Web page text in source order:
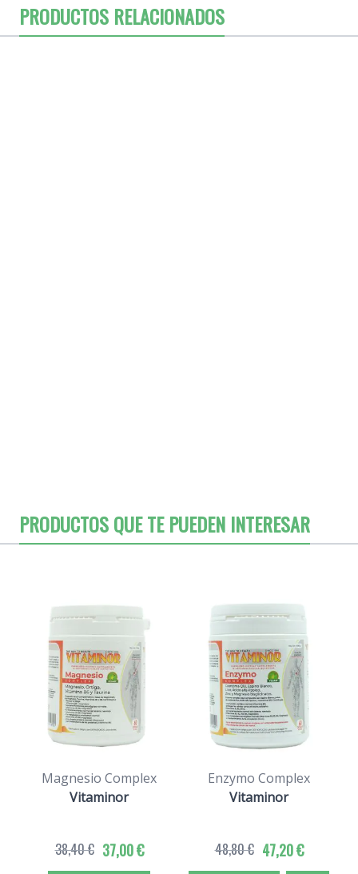
PRODUCTOS RELACIONADOS
PRODUCTOS QUE TE PUEDEN INTERESAR
Magnesio Complex
Vitaminor
37,00 €
38,40 €
Enzymo Complex
Vitaminor
47,20 €
48,80 €